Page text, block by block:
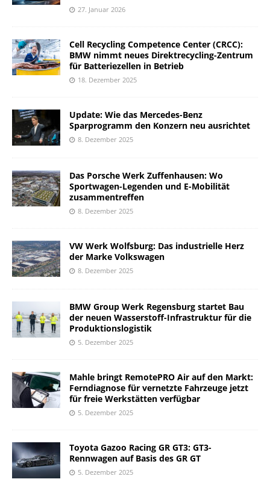
27. Januar 2026
Cell Recycling Competence Center (CRCC):
BMW nimmt neues Direktrecycling-Zentrum
für Batteriezellen in Betrieb
18. Dezember 2025
Update: Wie das Mercedes-Benz
Sparprogramm den Konzern neu ausrichtet
8. Dezember 2025
Das Porsche Werk Zuffenhausen: Wo
Sportwagen-Legenden und E-Mobilität
zusammentreffen
8. Dezember 2025
VW Werk Wolfsburg: Das industrielle Herz
der Marke Volkswagen
8. Dezember 2025
BMW Group Werk Regensburg startet Bau
der neuen Wasserstoff-Infrastruktur für die
Produktionslogistik
5. Dezember 2025
Mahle bringt RemotePRO Air auf den Markt:
Ferndiagnose für vernetzte Fahrzeuge jetzt
für freie Werkstätten verfügbar
5. Dezember 2025
Toyota Gazoo Racing GR GT3: GT3-
Rennwagen auf Basis des GR GT
5. Dezember 2025